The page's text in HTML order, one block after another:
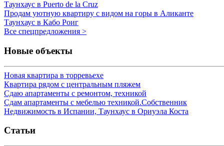
Таунхаус в Puerto de la Cruz
Продам уютную квартиру с видом на горы в Аликанте
Таунхаус в Кабо Роиг
Все спецпредложения >
Новые объекты
Новая квартира в торревьехе
Квартира рядом с центральным пляжем
Сдаю апартаменты с ремонтом, техникой
Сдам апартаменты с мебелью техникой.Собственник
Недвижимость в Испании, Таунхаус в Ориуэла Коста
Статьи